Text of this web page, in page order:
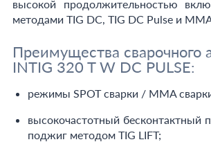
высокой продолжительностью
методами TIG DC, TIG DC Pulse и
Преимущества сварочного
INTIG 320 T W DC PULSE:
режимы SPOT сварки / MMA
высокочастотный бесконтактный
поджиг методом TIG LIFT;